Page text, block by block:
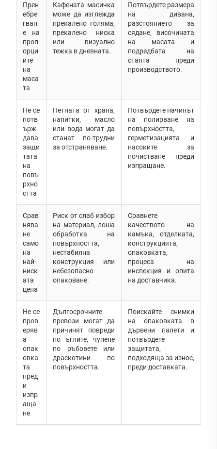
Прен
ебре
гван
е на
проп
орци
ите
на
маса
та
Кафената масичка
може да изглежда
прекалено голяма,
прекалено ниска
или визуално
тежка в дневната.
Потвърдете размера
на дивана,
разстоянието за
сядане, височината
на масата и
подредбата на
стаята преди
производството.
Не се
потв
ърж
дава
защи
тата
на
повъ
рхно
стта
Петната от храна,
напитки, масло
или вода могат да
станат по-трудни
за отстраняване.
Потвърдете начинът
на полирване на
повърхността,
герметизацията и
насоките за
почистване преди
изпращане.
Срав
нява
не
само
на
най-
ниск
ата
цена
Риск от слаб избор
на материал, лоша
обработка на
повърхността,
нестабилна
конструкция или
небезопасно
опаковане.
Сравнете
качеството на
камъка, отделката,
конструкцията,
опаковката,
процеса на
инспекция и опита
на доставчика.
Не се
пров
еряв
а
опак
овка
та
пред
и
изпр
аща
не
Дългосрочните
превози могат да
причинят повреди
по ъглите, чупене
по ръбовете или
драскотини по
повърхността.
Поискайте снимки
на опаковката в
дървени палети и
потвърдете
защитата,
подходяща за износ,
преди доставката.